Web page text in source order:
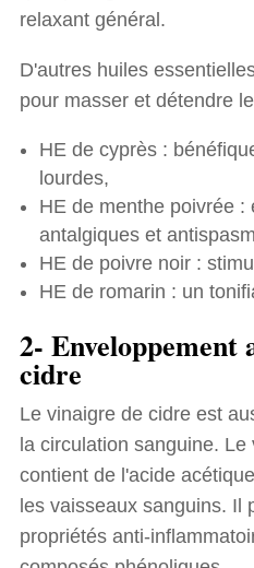
relaxant général.
D'autres huiles
pour masser et détendre
HE de cyprès :
lourdes,
HE de menthe poivrée :
antalgiques et
HE de poivre noir :
HE de romarin : un
2- Enveloppement
cidre
Le vinaigre de cidre est
la circulation sanguine.
contient de l'acide
les vaisseaux sanguins. Il
propriétés anti-